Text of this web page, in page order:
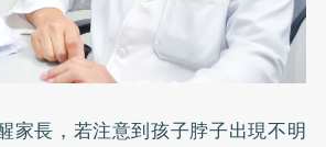
家長，若注意到孩子脖子出現不明